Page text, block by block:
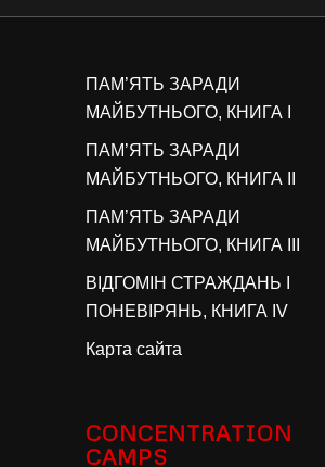
ПАМ’ЯТЬ ЗАРАДИ
МАЙБУТНЬОГО, КНИГА I
ПАМ’ЯТЬ ЗАРАДИ
МАЙБУТНЬОГО, КНИГА II
ПАМ’ЯТЬ ЗАРАДИ
МАЙБУТНЬОГО, КНИГА III
ВІДГОМІН СТРАЖДАНЬ І
ПОНЕВІРЯНЬ, КНИГА IV
Карта сайта
CONCENTRATION
CAMPS